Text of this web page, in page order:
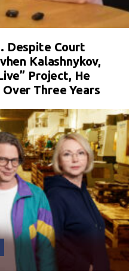
Despite Court
Kalashnykov,
Project, He
Three Years